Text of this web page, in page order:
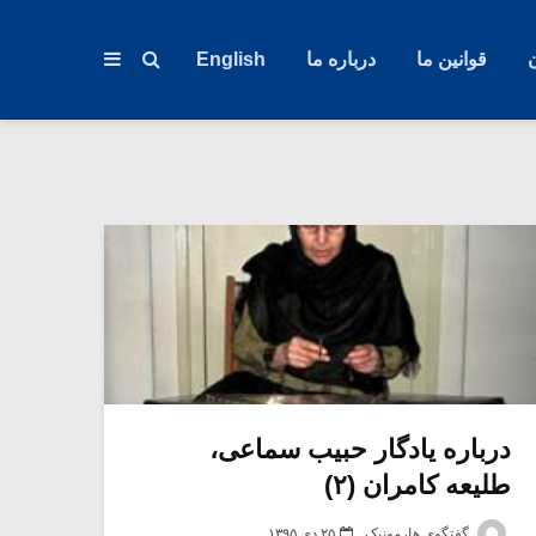
قوانین ما درباره ما English
درباره یادگار حبیب سماعی،
طلیعه کامران (۲)